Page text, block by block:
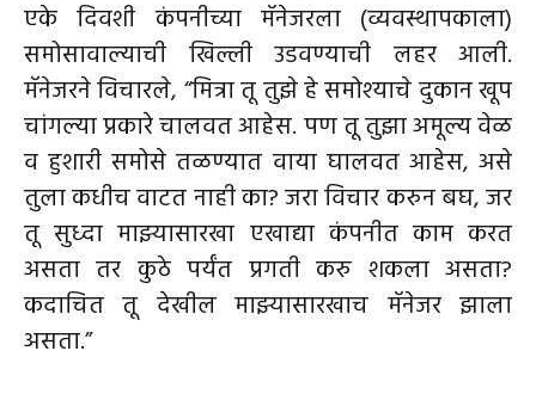
एके दिवशी कंपनीच्या मॅनेजरला (व्यवस्थापकाला)
समोसावाल्याची खिल्ली उडवण्याची लहर आली.
मॅनेजरने विचारले, “मित्रा तू तुझे हे समोश्याचे दुकान खूप
चांगल्या प्रकारे चालवत आहेस. पण तू तुझा अमूल्य वेळ
व हुशारी समोसे तळण्यात वाया घालवत आहेस, असे
तुला कधीच वाटत नाही का? जरा विचार करुन बघ, जर
तू सुध्दा माझ्यासारखा एखाद्या कंपनीत काम करत
असता तर कुठे पर्यंत प्रगती करु शकला असता?
कदाचित तू देखील माझ्यासारखाच मॅनेजर झाला
असता.”